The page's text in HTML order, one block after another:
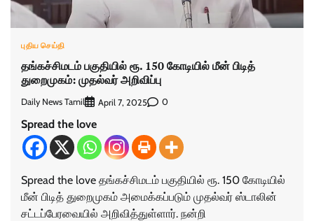
புதிய செய்தி
தங்கச்சிமடம் பகுதியில் ரூ. 150 கோடியில் மீன் பிடித்
துறைமுகம்: முதல்வர் அறிவிப்பு
Daily News Tamil April 7, 2025 0
Spread the love
Spread the love தங்கச்சிமடம் பகுதியில் ரூ. 150 கோடியில்
மீன் பிடித் துறைமுகம் அமைக்கப்படும் முதல்வர் ஸ்டாலின்
சட்டப்பேரவையில் அறிவித்துள்ளார். நன்றி